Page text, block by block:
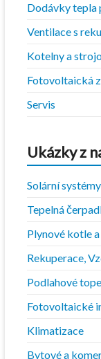
Dodávky tepla
Ventilace s
Kotelny a
Fotovoltaická
Servis
Ukázky z
Solární systémy
Tepelná
Plynové kotle
Rekuperace,
Podlahové
Fotovoltaické
Klimatizace
Bytové a